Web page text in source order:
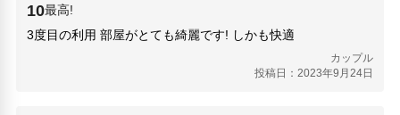
寺町地区(610m)
松月寺(550m)
10最高!
3度目の利用 部屋がとても綺麗です! しかも快適
カップル
投稿日：2023年9月24日